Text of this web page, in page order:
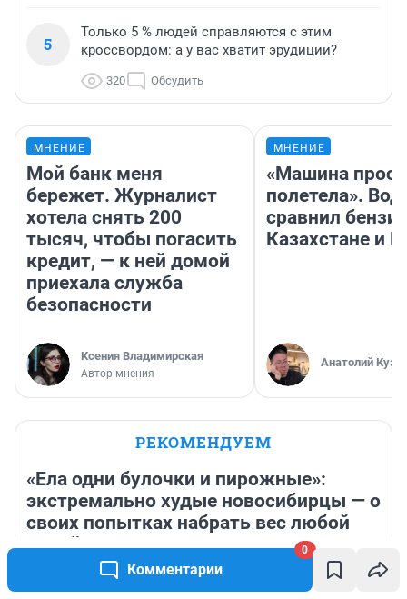
Комментарии
0
5
Только 5 % людей справляются с этим
кроссвордом: а у вас хватит эрудиции?
320 Обсудить
МНЕНИЕ
Мой банк меня
бережет. Журналист
хотела снять 200
тысяч, чтобы погасить
кредит, — к ней домой
приехала служба
безопасности
Ксения Владимирская
Автор мнения
МНЕНИЕ
«Машина
полетела».
сравнил
Казахстане и
Анатолий
РЕКОМЕНДУЕМ
«Ела одни булочки и пирожные»:
экстремально худые новосибирцы — о
своих попытках набрать вес любой
ценой
2 592 13